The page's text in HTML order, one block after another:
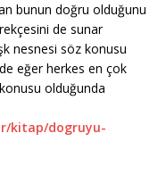
bunun doğru olduğunu
de sunar
nesnesi söz konusu
eğer herkes en çok
olduğunda
kitap/dogruyu-